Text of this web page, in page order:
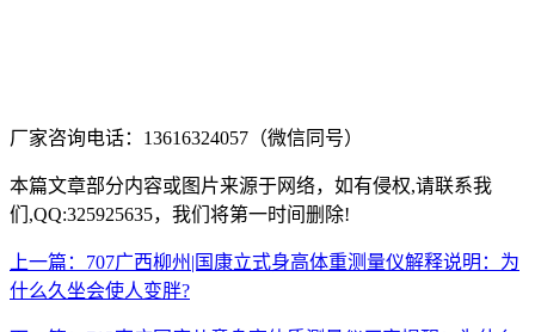
厂家咨询电话：13616324057（微信同号）
本篇文章部分内容或图片来源于网络，如有侵权,请联系我
们,QQ:325925635，我们将第一时间删除!
上一篇：707广西柳州|国康立式身高体重测量仪解释说明：为
什么久坐会使人变胖?